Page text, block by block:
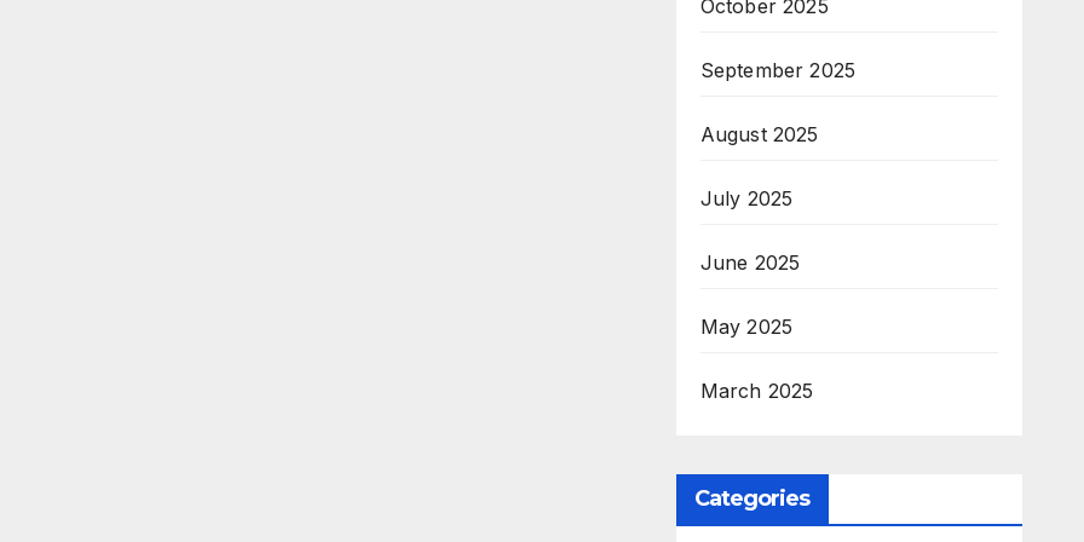
October 2025
September 2025
August 2025
July 2025
June 2025
May 2025
March 2025
Categories